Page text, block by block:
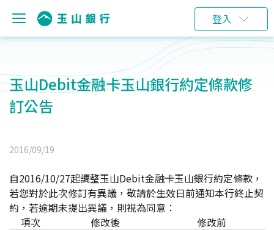
登入
玉山Debit金融卡玉山銀行約定條款修
訂公告
2016/09/19
自2016/10/27起調整玉山Debit金融卡玉山銀行約定條款，
若您對於此次修訂有異議，敬請於生效日前通知本行終止契
約，若逾期未提出異議，則視為同意：
項次
修改後 修改前